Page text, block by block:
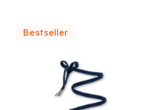
Bestseller